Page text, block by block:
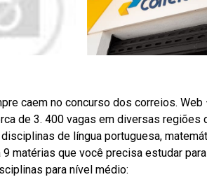
caem no concurso dos correios.
de 3. 400 vagas em diversas regiões
de língua portuguesa,
matérias que você precisa estudar
para nível médio: